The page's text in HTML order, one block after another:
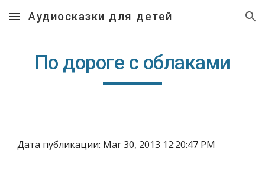
Skip to main content Skip to navigation
Аудиосказки для детей
По дороге с облаками
Дата публикации: Mar 30, 2013 12:20:47 PM